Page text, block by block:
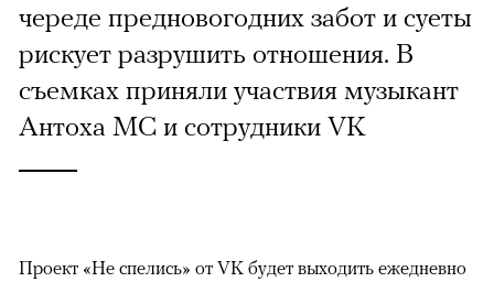
череде предновогодних забот и суеты
рискует разрушить отношения. В
съемках приняли участвия музыкант
Антоха МС и сотрудники VK
Проект «Не спелись» от VK будет выходить ежедневно